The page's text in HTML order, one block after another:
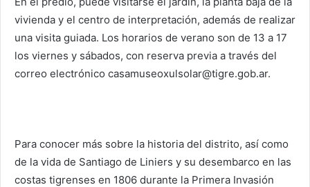
vivienda y el centro de interpretación, además de realizar
una visita guiada. Los horarios de verano son de 13 a 17
los viernes y sábados, con reserva previa a través del
correo electrónico casamuseoxulsolar@tigre.gob.ar.
Para conocer más sobre la historia del distrito, así como
de la vida de Santiago de Liniers y su desembarco en las
costas tigrenses en 1806 durante la Primera Invasión